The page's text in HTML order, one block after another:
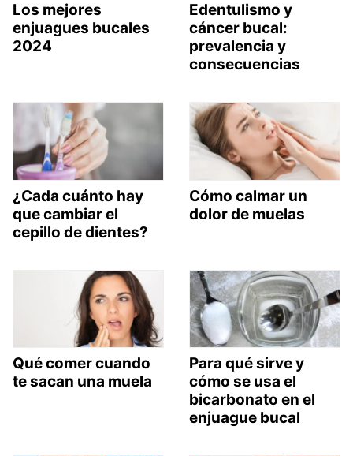
Los mejores
enjuagues bucales
2024
Edentulismo y
cáncer bucal:
prevalencia y
consecuencias
¿Cada cuánto hay
que cambiar el
cepillo de dientes?
Cómo calmar un
dolor de muelas
Qué comer cuando
te sacan una muela
Para qué sirve y
cómo se usa el
bicarbonato en el
enjuague bucal